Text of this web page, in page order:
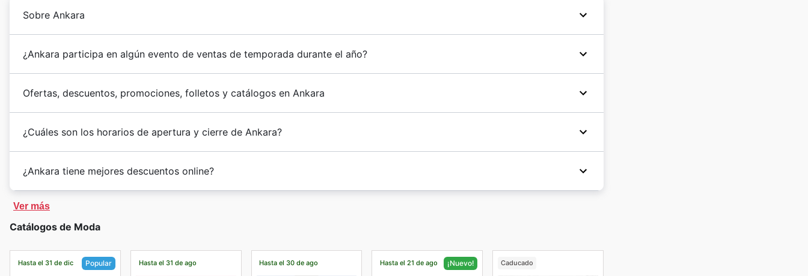
Sobre Ankara
¿Ankara participa en algún evento de ventas de temporada durante el año?
Ofertas, descuentos, promociones, folletos y catálogos en Ankara
¿Cuáles son los horarios de apertura y cierre de Ankara?
¿Ankara tiene mejores descuentos online?
Ver más
Catálogos de Moda
Hasta el 31 de dic Popular Hasta el 31 de ago Hasta el 30 de ago Hasta el 21 de ago ¡Nuevo! Caducado